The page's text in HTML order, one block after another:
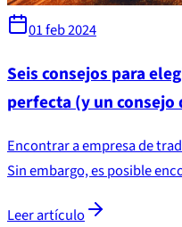
01 feb 2024
Seis consejos para
perfecta (y un consejo
Encontrar a empresa de
Sin embargo, es posible
Leer artículo